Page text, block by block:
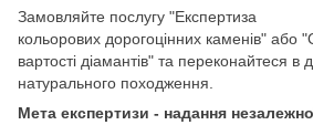
Замовляйте послугу "Експертиза
кольорових дорогоцінних каменів" або
вартості діамантів" та переконайтеся в
натурального походження.
Мета експертизи - надання